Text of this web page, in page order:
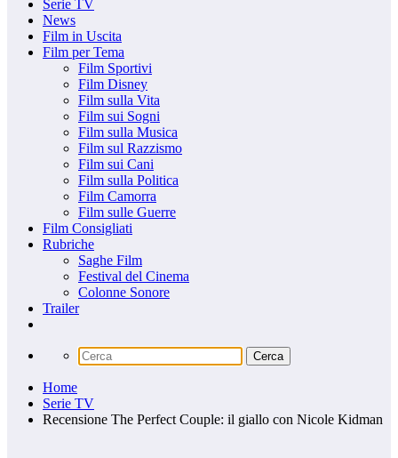
Serie TV
News
Film in Uscita
Film per Tema
Film Sportivi
Film Disney
Film sulla Vita
Film sui Sogni
Film sulla Musica
Film sul Razzismo
Film sui Cani
Film sulla Politica
Film Camorra
Film sulle Guerre
Film Consigliati
Rubriche
Saghe Film
Festival del Cinema
Colonne Sonore
Trailer
Home
Serie TV
Recensione The Perfect Couple: il giallo con Nicole Kidman